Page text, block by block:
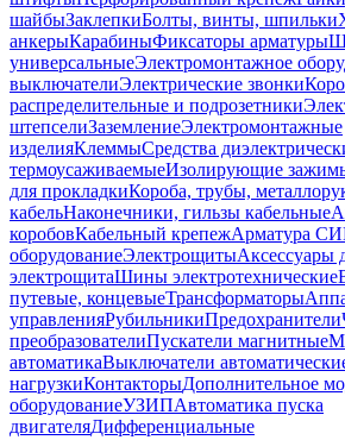
шайбыЗаклепкиБолты, винты, шпильки
анкерыКарабиныФиксаторы арматуры
универсальныеЭлектромонтажное
выключателиЭлектрические звонки
распределительные и подрозетники
штепселиЗаземлениеЭлектромонтажные
изделияКлеммыСредства
термоусаживаемыеИзолирующие
для прокладкиКороба, трубы,
кабельНаконечники, гильзы кабельные
коробовКабельный крепежАрматура
оборудованиеЭлектрощитыАксессуары
электрощитаШины электротехнические
путевые, концевыеТрансформаторы
управленияРубильникиПредохранители
преобразователиПускатели магнитные
автоматикаВыключатели
нагрузкиКонтакторыДополнительное
оборудованиеУЗИПАвтоматика пуска
двигателяДифференциальные